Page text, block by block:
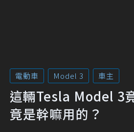
電動車 Model 3 車主
這輛Tesla Model 3
竟是幹嘛用的？